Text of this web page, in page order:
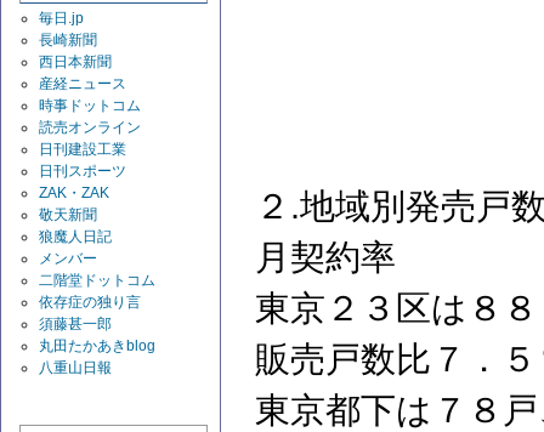
毎日.jp
長崎新聞
西日本新聞
産経ニュース
時事ドットコム
読売オンライン
日刊建設工業
日刊スポーツ
ZAK・ZAK
敬天新聞
狼魔人日記
メンバー
二階堂ドットコム
依存症の独り言
須藤甚一郎
丸田たかあきblog
八重山日報
２.地域別発売戸
月契約率
東京２３区は８
販売戸数比７．
東京都下は７８